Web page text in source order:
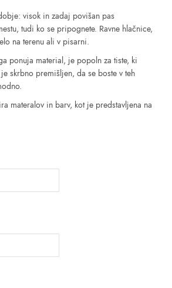
visok in zadaj povišan pas
tudi ko se pripognete. Ravne hlačnice,
na terenu ali v pisarni.
ponuja material, je popoln za tiste, ki
skrbno premišljen, da se boste v teh
materalov in barv, kot je predstavljena na